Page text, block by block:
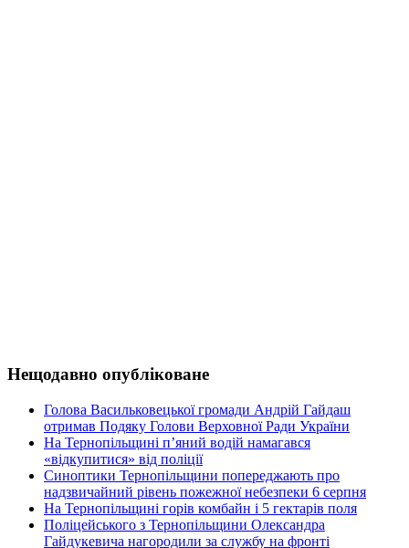
Нещодавно опубліковане
Голова Васильковецької громади Андрій Гайдаш
отримав Подяку Голови Верховної Ради України
На Тернопільщині п’яний водій намагався
«відкупитися» від поліції
Синоптики Тернопільщини попереджають про
надзвичайний рівень пожежної небезпеки 6 серпня
На Тернопільщині горів комбайн і 5 гектарів поля
Поліцейського з Тернопільщини Олександра
Гайдукевича нагородили за службу на фронті